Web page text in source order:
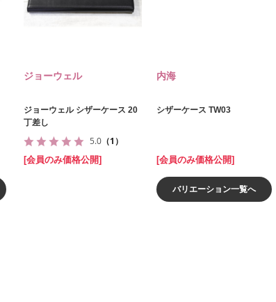
ジョーウェル
ジョーウェル シザーケース 20
丁差し
5.0 （1）
[会員のみ価格公開]
内海
シザーケース TW03
[会員のみ価格公開]
バリエーション一覧へ